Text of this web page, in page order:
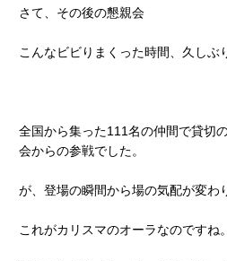
さて、その後の懇親会
こんなビビりまくった時間、久しぶ
全国から集った111名の仲間で貸切
会からの参戦でした。
が、登場の瞬間から場の気配が変わ
これがカリスマのオーラなのですね。